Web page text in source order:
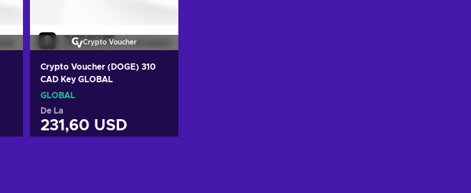
Crypto Voucher
Crypto Voucher (DOGE) 310
CAD Key GLOBAL
GLOBAL
De La
231,60 USD